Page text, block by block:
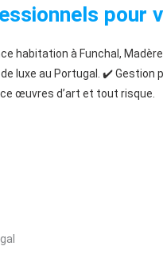
pour
habitation à Funchal,
de luxe au Portugal. ✔️
œuvres d’art et tout risque.